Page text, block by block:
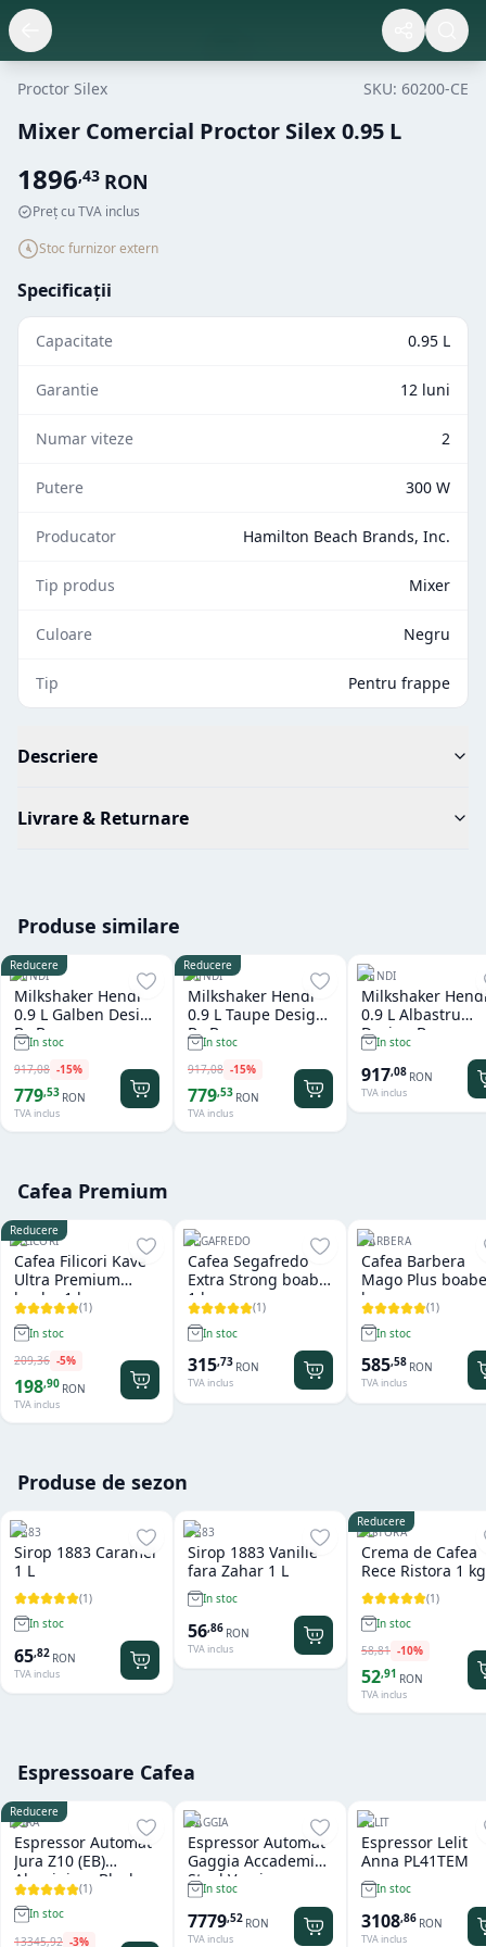
Proctor Silex SKU: 60200-CE
Mixer Comercial Proctor Silex 0.95 L
1896,43 RON
Preț cu TVA inclus
Stoc furnizor extern
Specificații
Capacitate 0.95 L
Garantie 12 luni
Numar viteze 2
Putere 300 W
Producator Hamilton Beach Brands, Inc.
Tip produs Mixer
Culoare Negru
Tip Pentru frappe
Descriere
Livrare & Returnare
Produse similare
Reducere
HENDI
Milkshaker Hendi
0.9 L Galben Design
By Bronwasser
In stoc
917,08 -15%
779,53 RON
TVA inclus
Reducere
HENDI
Milkshaker Hendi
0.9 L Taupe Design
By Bronwasser
In stoc
917,08 -15%
779,53 RON
TVA inclus
HENDI
Milkshaker
0.9 L Albastru
Design By
Bronwasser
In stoc
917,08 RON
TVA inclus
Cafea Premium
Reducere
FILICORI
Cafea Filicori Kave
Ultra Premium
boabe 1 kg
(1)
In stoc
209,36 -5%
198,90 RON
TVA inclus
SEGAFREDO
Cafea Segafredo
Extra Strong boabe
1 kg
(1)
In stoc
315,73 RON
TVA inclus
BARBERA
Cafea Barbera
Mago Plus
kg
(1)
In stoc
585,58 RON
TVA inclus
Produse de sezon
1883
Sirop 1883 Caramel
1 L
(1)
In stoc
65,82 RON
TVA inclus
1883
Sirop 1883 Vanilie
fara Zahar 1 L
In stoc
56,86 RON
TVA inclus
Reducere
RISTORA
Crema de Cafea
Rece Ristora 1 kg
(1)
In stoc
58,81 -10%
52,91 RON
TVA inclus
Espressoare Cafea
Reducere
JURA
Espressor Automat
Jura Z10 (EB)
Aluminium Black
(1)
In stoc
13345,92 -3%
GAGGIA
Espressor Automat
Gaggia Accademia
Steel Version
In stoc
7779,52 RON
TVA inclus
LELIT
Espressor Lelit
Anna PL41TEM
In stoc
3108,86 RON
TVA inclus